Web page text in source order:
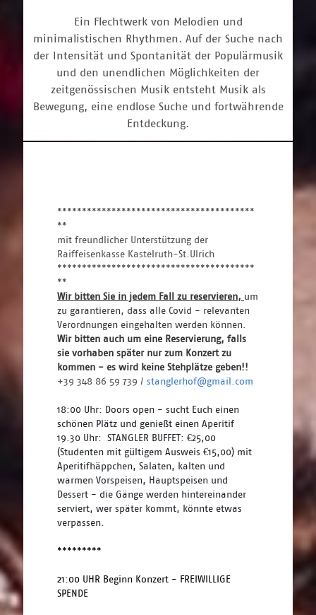
Ein Flechtwerk von Melodien und
minimalistischen Rhythmen. Auf der Suche nach
der Intensität und Spontanität der Populärmusik
und den unendlichen Möglichkeiten der
zeitgenössischen Musik entsteht Musik als
Bewegung, eine endlose Suche und fortwährende
Entdeckung.
****************************************
**
mit freundlicher Unterstützung der
Raiffeisenkasse Kastelruth-St.Ulrich
****************************************
**
Wir bitten Sie in jedem Fall zu reservieren, um
zu garantieren, dass alle Covid - relevanten
Verordnungen eingehalten werden können.
Wir bitten auch um eine Reservierung, falls
sie vorhaben später nur zum Konzert zu
+39 348 86 59 739 / stanglerhof@gmail.com
18:00 Uhr: Doors open - sucht Euch einen
schönen Plätz und genießt einen Aperitif
19.30 Uhr:  STANGLER BUFFET: €25,00
(Studenten mit gültigem Ausweis €15,00) mit
Aperitifhäppchen, Salaten, kalten und
warmen Vorspeisen, Hauptspeisen und
Dessert - die Gänge werden hintereinander
serviert, wer später kommt, könnte etwas
verpassen.
*********
21:00 UHR Beginn Konzert - FREIWILLIGE
SPENDE